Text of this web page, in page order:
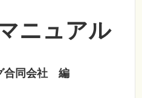
ニュアル
合同会社 編